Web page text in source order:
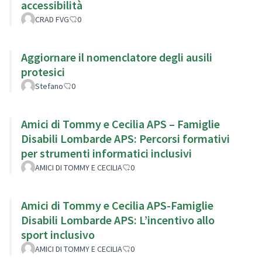
accessibilità
CRAD FVG 0
Aggiornare il nomenclatore degli ausili
protesici
Stefano 0
Amici di Tommy e Cecilia APS – Famiglie
Disabili Lombarde APS: Percorsi formativi
per strumenti informatici inclusivi
AMICI DI TOMMY E CECILIA 0
Amici di Tommy e Cecilia APS-Famiglie
Disabili Lombarde APS: L’incentivo allo
sport inclusivo
AMICI DI TOMMY E CECILIA 0